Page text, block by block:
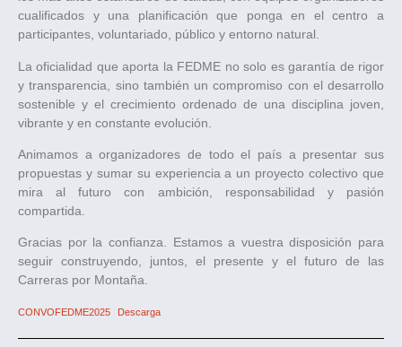
cualificados y una planificación que ponga en el centro a
participantes, voluntariado, público y entorno natural.
La oficialidad que aporta la FEDME no solo es garantía de rigor
y transparencia, sino también un compromiso con el desarrollo
sostenible y el crecimiento ordenado de una disciplina joven,
vibrante y en constante evolución.
Animamos a organizadores de todo el país a presentar sus
propuestas y sumar su experiencia a un proyecto colectivo que
mira al futuro con ambición, responsabilidad y pasión
compartida.
Gracias por la confianza. Estamos a vuestra disposición para
seguir construyendo, juntos, el presente y el futuro de las
Carreras por Montaña.
CONVOFEDME2025 Descarga